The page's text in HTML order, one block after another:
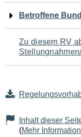
Betroffene
Zu diesem RV
Inhalt dieser
(Mehr